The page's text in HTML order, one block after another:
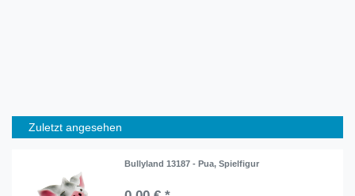
Zuletzt angesehen
Bullyland 13187 - Pua, Spielfigur